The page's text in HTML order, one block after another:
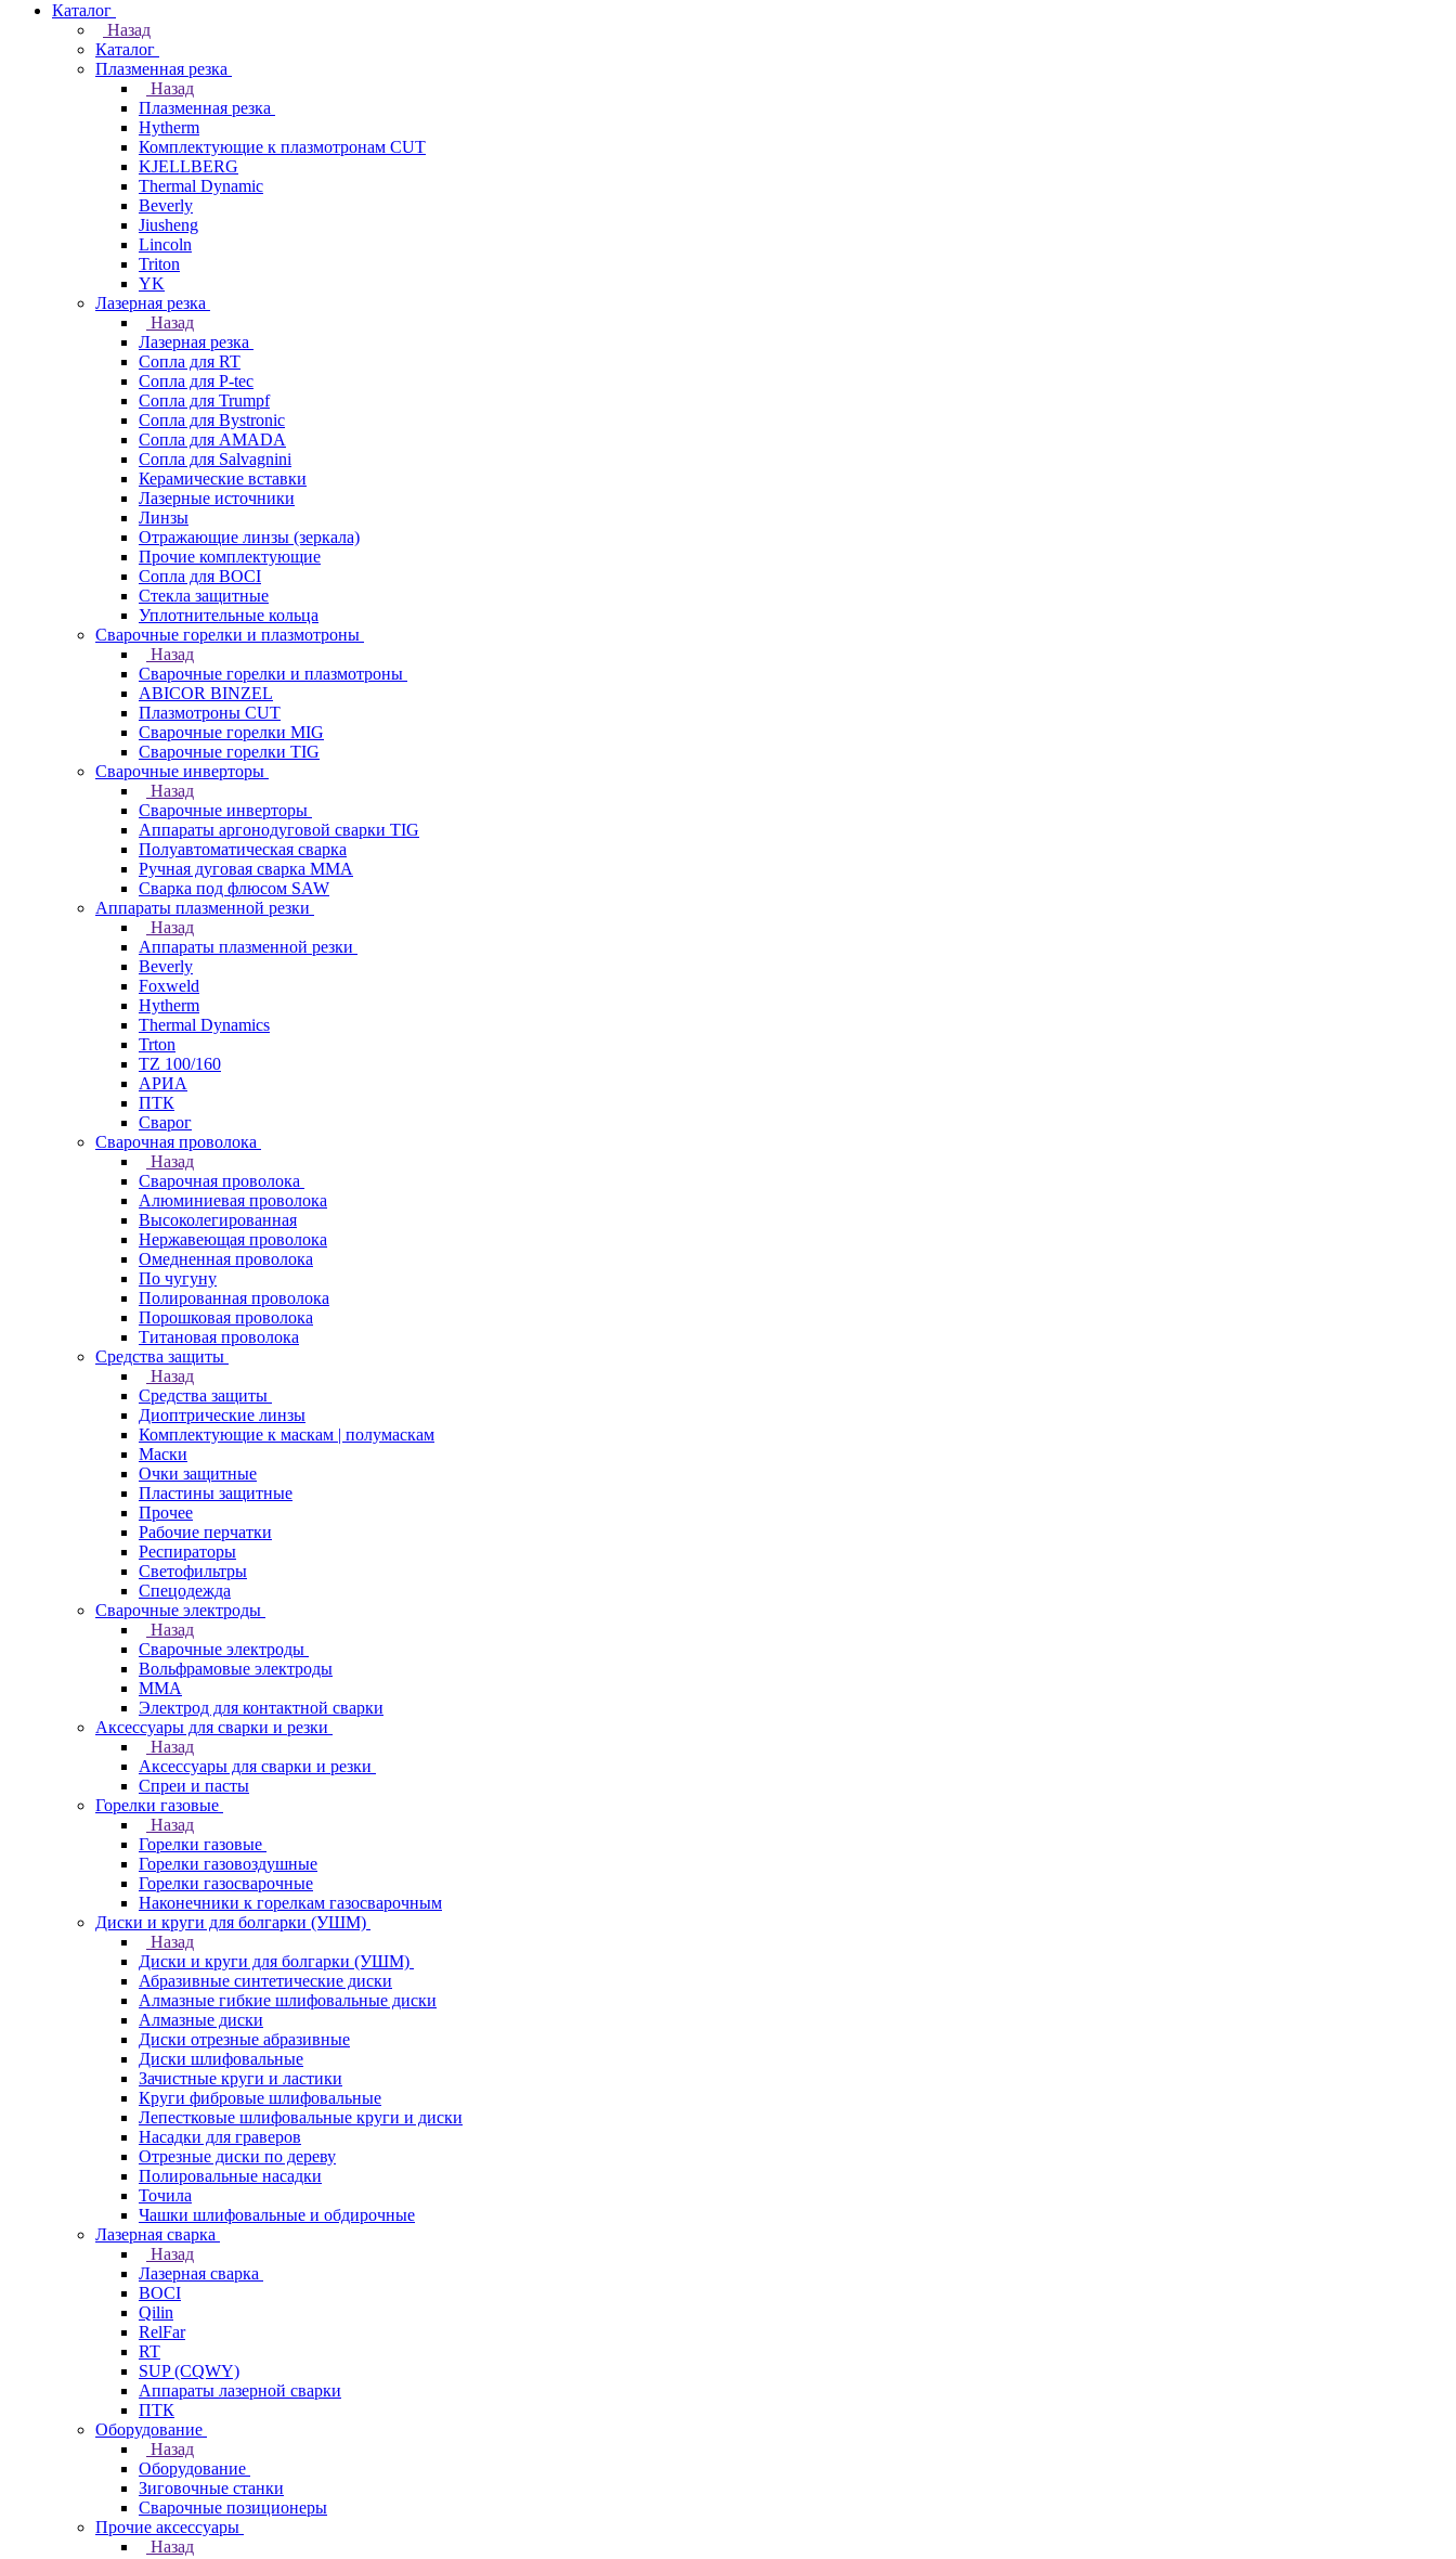
Каталог
Назад
Каталог
Плазменная резка
Назад
Плазменная резка
Hytherm
Комплектующие к плазмотронам CUT
KJELLBERG
Thermal Dynamic
Beverly
Jiusheng
Lincoln
Triton
YK
Лазерная резка
Назад
Лазерная резка
Сопла для RT
Сопла для P-tec
Сопла для Trumpf
Сопла для Bystronic
Сопла для AMADA
Сопла для Salvagnini
Керамические вставки
Лазерные источники
Линзы
Отражающие линзы (зеркала)
Прочие комплектующие
Сопла для BOCI
Стекла защитные
Уплотнительные кольца
Сварочные горелки и плазмотроны
Назад
Сварочные горелки и плазмотроны
ABICOR BINZEL
Плазмотроны CUT
Сварочные горелки MIG
Сварочные горелки TIG
Сварочные инверторы
Назад
Сварочные инверторы
Аппараты аргонодуговой сварки TIG
Полуавтоматическая сварка
Ручная дуговая сварка MMA
Сварка под флюсом SAW
Аппараты плазменной резки
Назад
Аппараты плазменной резки
Beverly
Foxweld
Hytherm
Thermal Dynamics
Trton
TZ 100/160
АРИА
ПТК
Сварог
Сварочная проволока
Назад
Сварочная проволока
Алюминиевая проволока
Высоколегированная
Нержавеющая проволока
Омедненная проволока
По чугуну
Полированная проволока
Порошковая проволока
Титановая проволока
Средства защиты
Назад
Средства защиты
Диоптрические линзы
Комплектующие к маскам | полумаскам
Маски
Очки защитные
Пластины защитные
Прочее
Рабочие перчатки
Респираторы
Светофильтры
Спецодежда
Сварочные электроды
Назад
Сварочные электроды
Вольфрамовые электроды
ММА
Электрод для контактной сварки
Аксессуары для сварки и резки
Назад
Аксессуары для сварки и резки
Спреи и пасты
Горелки газовые
Назад
Горелки газовые
Горелки газовоздушные
Горелки газосварочные
Наконечники к горелкам газосварочным
Диски и круги для болгарки (УШМ)
Назад
Диски и круги для болгарки (УШМ)
Абразивные синтетические диски
Алмазные гибкие шлифовальные диски
Алмазные диски
Диски отрезные абразивные
Диски шлифовальные
Зачистные круги и ластики
Круги фибровые шлифовальные
Лепестковые шлифовальные круги и диски
Насадки для граверов
Отрезные диски по дереву
Полировальные насадки
Точила
Чашки шлифовальные и обдирочные
Лазерная сварка
Назад
Лазерная сварка
BOCI
Qilin
RelFar
RT
SUP (CQWY)
Аппараты лазерной сварки
ПТК
Оборудование
Назад
Оборудование
Зиговочные станки
Сварочные позиционеры
Прочие аксессуары
Назад